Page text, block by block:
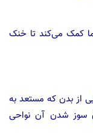
کمک می‌کند تا خنک
از بدن که مستعد به
سوز شدن آن نواحی